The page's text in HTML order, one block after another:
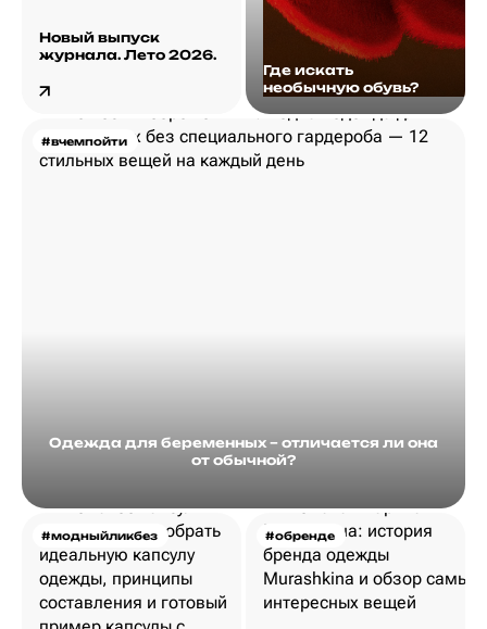
Новый выпуск
журнала. Лето 2026.
Где искать
необычную обувь?
#вчемпойти
Одежда для беременных – отличается ли она
от обычной?
#модныйликбез #обренде